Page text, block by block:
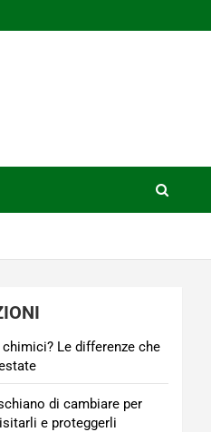
Le differenze che
di cambiare per
e proteggerli